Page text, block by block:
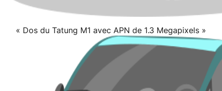
« Dos du Tatung M1 avec APN de 1.3 Megapixels »